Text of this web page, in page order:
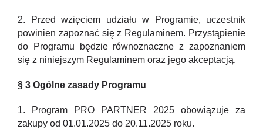
2. Przed wzięciem udziału w Programie, uczestnik
powinien zapoznać się z Regulaminem. Przystąpienie
do Programu będzie równoznaczne z zapoznaniem
się z niniejszym Regulaminem oraz jego akceptacją.
§ 3 Ogólne zasady Programu
1. Program PRO PARTNER 2025 obowiązuje za
zakupy od 01.01.2025 do 20.11.2025 roku.